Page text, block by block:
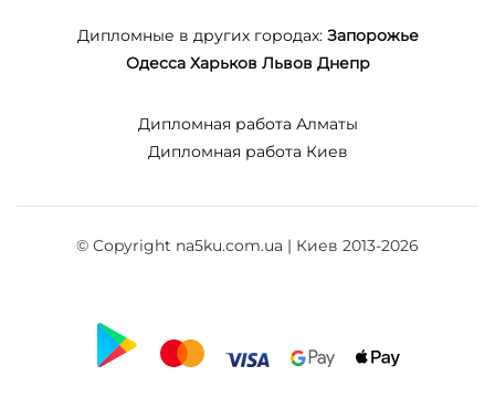
Дипломные в других городах: Запорожье
Одесса Харьков Львов Днепр
Дипломная работа Алматы
Дипломная работа Киев
© Copyright na5ku.com.ua | Киев 2013-2026